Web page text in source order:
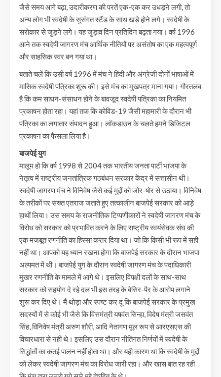
जैसे समय आगे बढ़ा, उदारीकरण की परतें एक-एक कर उधड़ने लगी, तो
अन्य लोग भी स्वदेषी के सुसंगत स्टैंड के साथ खड़े होने लगे। स्वदेषी के
सरोकार से जुड़ने लगे। यह जुड़ाव दिन प्रतिदिन बढ़ता गया। वर्ष 1996
आने तक स्वदेषी जागरण मंच आर्थिक नीतियों पर असंतोष का एक महत्वपूर्ण
और साहसिक स्वर बन गया था।
बताते चलें कि उसी वर्ष 1996 में मंच ने हिंदी और अंग्रेजी दोनों भाषाओं में
मासिक स्वदेषी पत्रिका शुरू की। इसे मंच का मुखपत्र माना गया। गौरतलब
है कि कम साधन-संसाधन होने के बावजूद स्वदेषी पत्रिका का नियमित
प्रकाषन होता रहा। यहां तक कि कोविड-19 जैसी महामारी के दौरान भी
पत्रिका का लगातार संपादन हुआ। लॉकडाउन के चलते हमने डिजिटल
प्रकाषन का फैसला लिया है।
बाजपेई युग
मालूम हो कि वर्ष 1998 से 2004 तक भारतीय जनता पार्टी भाजपा के
नेतृत्व में राष्ट्रीय जनतांत्रिक गठबंधन सरकार केंद्र में सत्तासीन थी।
स्वदेषी जागरण मंच ने विनिवेष जैसे कई मुद्दों को जोर-षोर से उठाया। विनिवेष
के तरीकों पर सख्त एतराज जताते हुए तत्कालीन बाजपेई सरकार को आड़े
हाथों लिया। उस समय के राजनीतिक टिप्पणीकारों ने स्वदेषी जागरण मंच के
विरोध को सरकार को प्रभावित करने के लिए राष्ट्रीय स्वयंसेवक संघ की
एक मजबूत रणनीति का हिस्सा करार दिया था। जो कि किसी भी रूप में सही
नहीं था। आपको यह ध्यान रखना होगा कि बाजपेई सरकार के दौरान भाजपा
अल्पमत में थी। बाजपेई युग के दौरान स्वदेषी जागरण मंच के पदाधिकारी
मुखर रणनीति के मामले में आगे थे। इसलिए विपक्षी दलों के साथ-साथ
सरकार को सहयोग दे रहे दल भी इस तरह के बेसिर-पैर के आरोप लगाने
शुरू कर दिए थे। मैं थोड़ा और स्पष्ट कर दूं कि बाजपेई सरकार के प्रमुख
सदस्यों में से कोई भी जैसे कि वित्तमंत्री यषवंत सिन्हा, विदेष मंत्री जसवंत
सिंह, विनिवेष मंत्री अरुण शौरी, आदि नेतागण मूल रूप से आरएसएस की
विचारधारा से नहीं थे। इसलिए उस दौरान नीतिगत निर्णयों में स्वदेषी के
सिद्धांतों का कतई पालन नहीं होता था। और यही कारण था कि स्वदेषी के मुद्दों
को लेकर स्वदेषी जागरण मंच का विरोध जारी रहा। और खास बात रह रही